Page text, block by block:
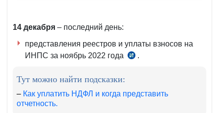
5
14 декабря – последний день:
представления реестров и уплаты взносов на
ИНПС за ноябрь 2022 года
п.
№1
.
Тут можно найти подсказки:
– Как уплатить НДФЛ и когда представить
отчетность.